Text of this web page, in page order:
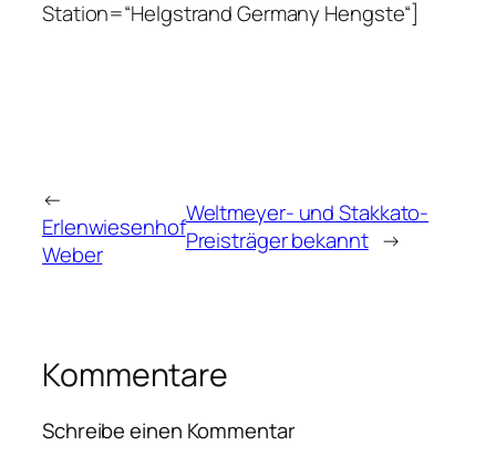
Station=“Helgstrand Germany Hengste“]
←
Erlenwiesenhof
Weber
Weltmeyer- und Stakkato-
Preisträger bekannt →
Kommentare
Schreibe einen Kommentar